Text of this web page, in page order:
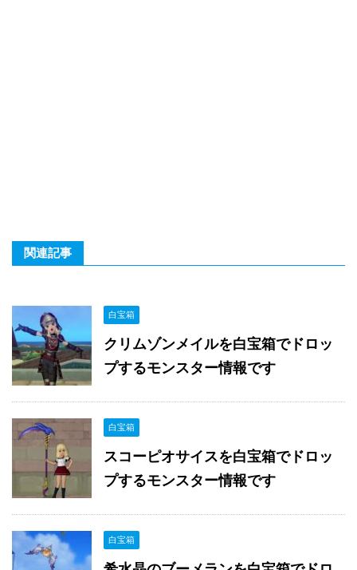
関連記事
白宝箱
クリムゾンメイルを白宝箱でドロッ
プするモンスター情報です
白宝箱
スコーピオサイスを白宝箱でドロッ
プするモンスター情報です
白宝箱